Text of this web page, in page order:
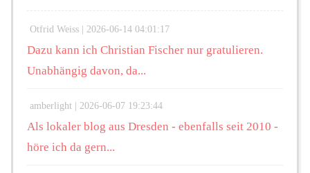
Otfrid Weiss | 2026-06-14 04:01:17
Dazu kann ich Christian Fischer nur gratulieren.
Unabhängig davon, da...
amberlight | 2026-06-07 19:23:44
Als lokaler blog aus Dresden - ebenfalls seit 2010 -
höre ich da gern...